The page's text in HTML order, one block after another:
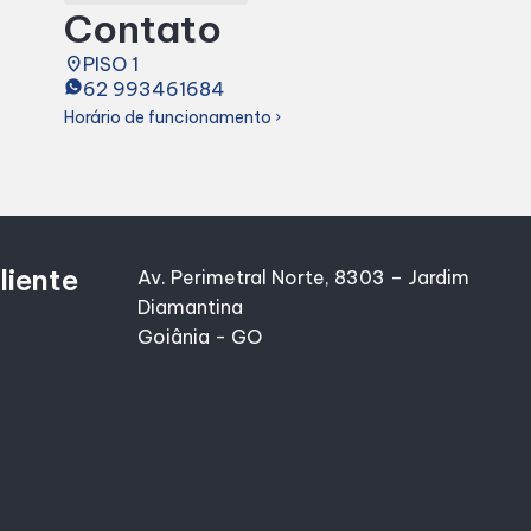
Contato
placePISO 1
62 993461684
Horário de funcionamento chevron_right
Av. Perimetral Norte, 8303 – Jardim
Diamantina
Goiânia - GO